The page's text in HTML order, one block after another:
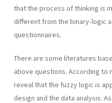
that the process of thinking is
different from the binary-logic
questionnaires.
There are some literatures
above questions. According
reveal that the fuzzy logic is
design and the data analysis.